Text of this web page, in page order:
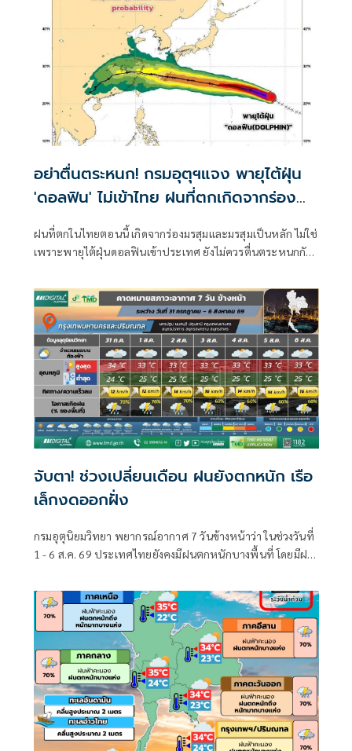
อย่าตื่นตระหนก! กรมอุตุฯแจง พายุไต้ฝุ่น
'ดอลฟิน' ไม่เข้าไทย ฝนที่ตกเกิดจากร่อง
มรสุม
ฝนที่ตกในไทยตอนนี้ เกิดจากร่องมรสุมและมรสุมเป็นหลัก ไม่ใช่
เพราะพายุไต้ฝุ่นดอลฟินเข้าประเทศ ยังไม่ควรตื่นตระหนกกับ
จับตา! ช่วงเปลี่ยนเดือน ฝนยังตกหนัก เรือ
เล็กงดออกฝั่ง
กรมอุตุนิยมวิทยา พยากรณ์อากาศ 7 วันข้างหน้าว่า ในช่วงวันที่
1 - 6 ส.ค. 69 ประเทศไทยยังคงมีฝนตกหนักบางพื้นที่ โดยมีฝน